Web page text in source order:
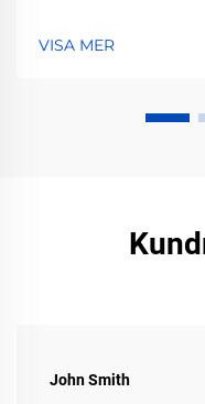
VISA MER
John Smith